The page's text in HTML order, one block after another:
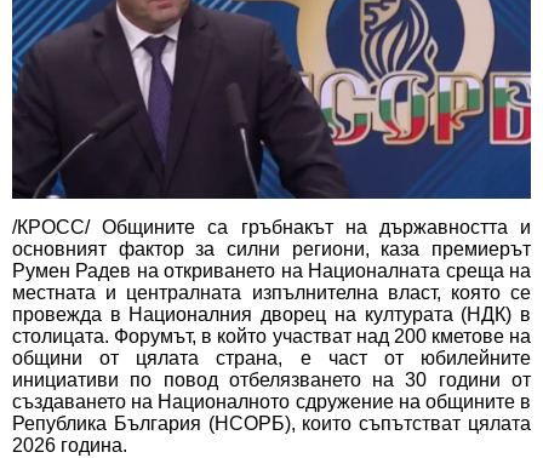
/КРОСС/ Общините са гръбнакът на държавността и
основният фактор за силни региони, каза премиерът
Румен Радев на откриването на Националната среща на
местната и централната изпълнителна власт, която се
провежда в Националния дворец на културата (НДК) в
столицата. Форумът, в който участват над 200 кметове на
общини от цялата страна, е част от юбилейните
инициативи по повод отбелязването на 30 години от
създаването на Националното сдружение на общините в
Република България (НСОРБ), които съпътстват цялата
2026 година.